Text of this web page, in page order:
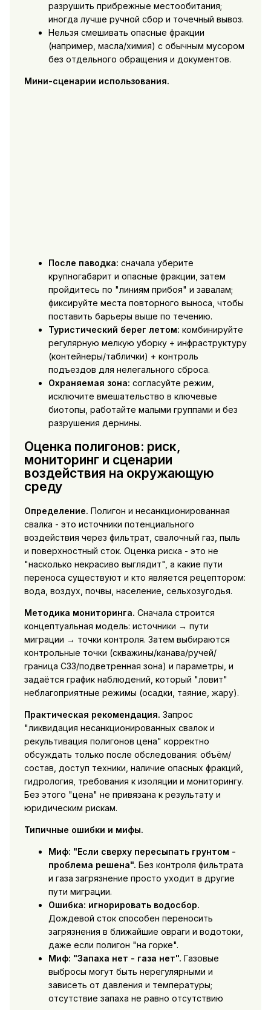
разрушить прибрежные местообитания;
иногда лучше ручной сбор и точечный вывоз.
Нельзя смешивать опасные фракции
(например, масла/химия) с обычным мусором
без отдельного обращения и документов.
Мини-сценарии использования.
После паводка: сначала уберите
крупногабарит и опасные фракции, затем
пройдитесь по "линиям прибоя" и завалам;
фиксируйте места повторного выноса, чтобы
поставить барьеры выше по течению.
Туристический берег летом: комбинируйте
регулярную мелкую уборку + инфраструктуру
(контейнеры/таблички) + контроль
подъездов для нелегального сброса.
Охраняемая зона: согласуйте режим,
исключите вмешательство в ключевые
биотопы, работайте малыми группами и без
разрушения дернины.
Оценка полигонов: риск,
мониторинг и сценарии
воздействия на окружающую
среду
Определение. Полигон и несанкционированная
свалка - это источники потенциального
воздействия через фильтрат, свалочный газ, пыль
и поверхностный сток. Оценка риска - это не
"насколько некрасиво выглядит", а какие пути
переноса существуют и кто является рецептором:
вода, воздух, почвы, население, сельхозугодья.
Методика мониторинга. Сначала строится
концептуальная модель: источники → пути
миграции → точки контроля. Затем выбираются
контрольные точки (скважины/канава/ручей/
граница СЗЗ/подветренная зона) и параметры, и
задаётся график наблюдений, который "ловит"
неблагоприятные режимы (осадки, таяние, жару).
Практическая рекомендация. Запрос
"ликвидация несанкционированных свалок и
рекультивация полигонов цена" корректно
обсуждать только после обследования: объём/
состав, доступ техники, наличие опасных фракций,
гидрология, требования к изоляции и мониторингу.
Без этого "цена" не привязана к результату и
юридическим рискам.
Типичные ошибки и мифы.
Миф: "Если сверху пересыпать грунтом -
проблема решена". Без контроля фильтрата
и газа загрязнение просто уходит в другие
пути миграции.
Ошибка: игнорировать водосбор.
Дождевой сток способен переносить
загрязнения в ближайшие овраги и водотоки,
даже если полигон "на горке".
Миф: "Запаха нет - газа нет". Газовые
выбросы могут быть нерегулярными и
зависеть от давления и температуры;
отсутствие запаха не равно отсутствию